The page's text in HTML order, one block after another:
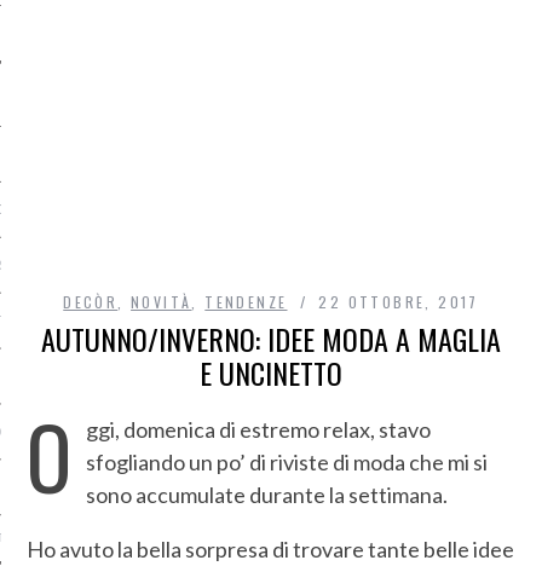
DI ACCESSO AI DATI
DECÒR ,NOVITÀ TENDENZE 22 OTTOBRE, 2017
AUTUNNO/INVERNO: IDEE MODA A MAGLIA
E UNCINETTO
O
ggi, domenica di estremo relax, stavo
sfogliando un po’ di riviste di moda che mi si
sono accumulate durante la settimana.
Ho avuto la bella sorpresa di trovare tante belle idee